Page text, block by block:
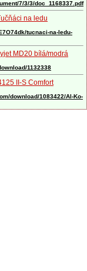
7/3/3/doc_1168337.pdf
na ledu
tucnaci-na-ledu-
MD20 bílá/modrá
1132338
II-S Comfort
download/1083422/Al-Ko-